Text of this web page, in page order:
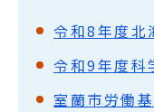
室蘭市労働